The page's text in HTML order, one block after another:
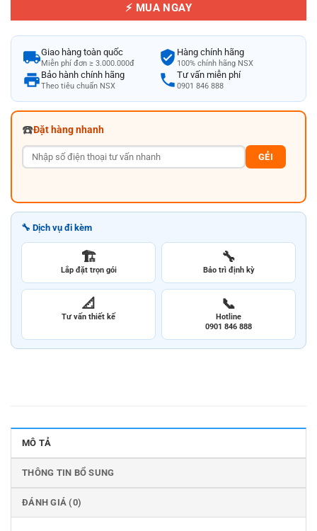
⚡ MUA NGAY
Giao hàng toàn quốc
Miễn phí đơn ≥ 3.000.000đ
Hàng chính hãng
100% chính hãng NSX
Bảo hành chính hãng
Theo tiêu chuẩn NSX
Tư vấn miễn phí
0901 846 888
☎️Đặt hàng nhanh
GẺI
🔧 Dịch vụ đi kèm
🏗️
Lắp đặt trọn gói
🔧
Bảo trì định kỳ
📐
Tư vấn thiết kế
📞
Hotline
0901 846 888
MÔ TẢ
THÔNG TIN BỔ SUNG
ĐÁNH GIÁ (0)